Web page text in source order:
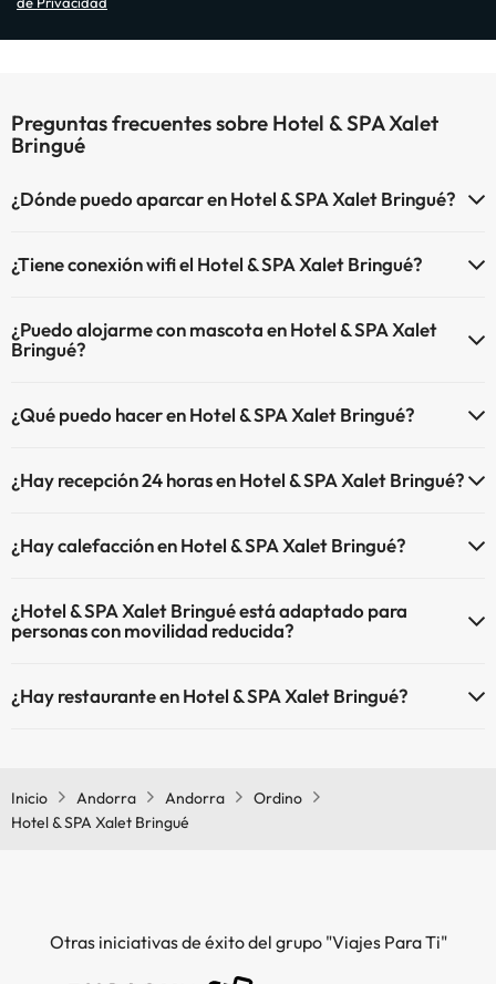
Preguntas frecuentes sobre Hotel & SPA Xalet
Bringué
¿Dónde puedo aparcar en Hotel & SPA Xalet Bringué?
aparcamiento (bajo disponibilidad):
Parking exterior
¿Tiene conexión wifi el Hotel & SPA Xalet Bringué?
¿Puedo alojarme con mascota en Hotel & SPA Xalet
Bringué?
¿Qué puedo hacer en Hotel & SPA Xalet Bringué?
(algunas pueden ser de pago).
¿Hay recepción 24 horas en Hotel & SPA Xalet Bringué?
¿Hay calefacción en Hotel & SPA Xalet Bringué?
comunes.
¿Hotel & SPA Xalet Bringué está adaptado para
personas con movilidad reducida?
movilidad reducida.
¿Hay restaurante en Hotel & SPA Xalet Bringué?
Inicio Andorra Andorra
Ordino
Hotel & SPA Xalet Bringué
Otras iniciativas de éxito del grupo "Viajes Para Ti"